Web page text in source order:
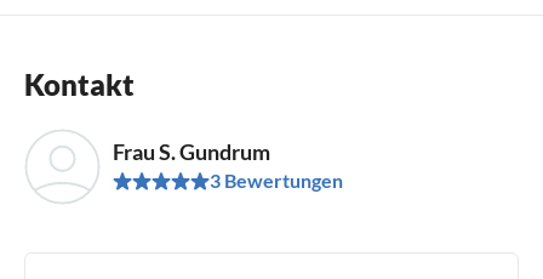
Kontakt
Frau S. Gundrum
3 Bewertungen